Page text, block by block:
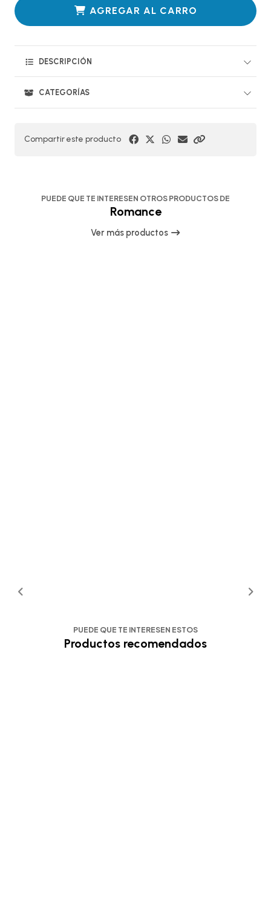
AGREGAR AL CARRO
DESCRIPCIÓN
CATEGORÍAS
Compartir este producto
PUEDE QUE TE INTERESEN OTROS PRODUCTOS DE
Romance
Ver más productos
PUEDE QUE TE INTERESEN ESTOS
Productos recomendados